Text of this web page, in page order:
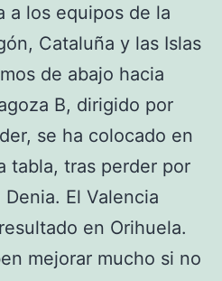
a los equipos de la
Cataluña y las Islas
de abajo hacia
B, dirigido por
se ha colocado en
tabla, tras perder por
El Valencia
en Orihuela.
mejorar mucho si no